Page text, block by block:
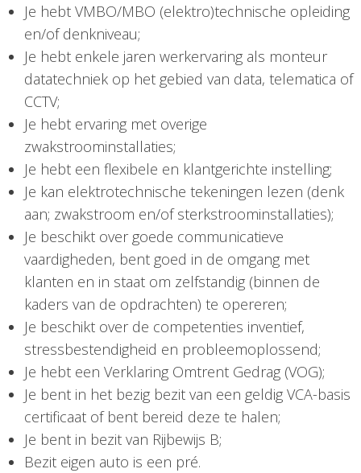
Je hebt VMBO/MBO (elektro)technische opleiding
en/of denkniveau;
Je hebt enkele jaren werkervaring als monteur
datatechniek op het gebied van data, telematica of
CCTV;
Je hebt ervaring met overige
zwakstroominstallaties;
Je hebt een flexibele en klantgerichte instelling;
Je kan elektrotechnische tekeningen lezen (denk
aan; zwakstroom en/of sterkstroominstallaties);
Je beschikt over goede communicatieve
vaardigheden, bent goed in de omgang met
klanten en in staat om zelfstandig (binnen de
kaders van de opdrachten) te opereren;
Je beschikt over de competenties inventief,
stressbestendigheid en probleemoplossend;
Je hebt een Verklaring Omtrent Gedrag (VOG);
Je bent in het bezig bezit van een geldig VCA-basis
certificaat of bent bereid deze te halen;
Je bent in bezit van Rijbewijs B;
Bezit eigen auto is een pré.